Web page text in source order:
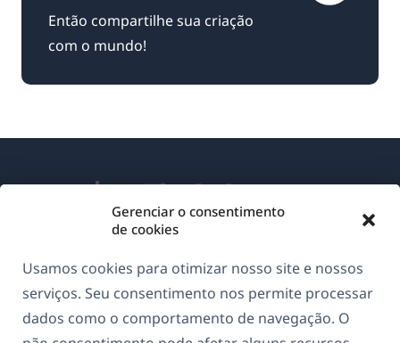
Gerenciar o consentimento
de cookies
Usamos cookies para otimizar nosso site e nossos
serviços. Seu consentimento nos permite processar
dados como o comportamento de navegação. O
Então compartilhe sua criação
com o mundo!
GDPR & Política de Privacidade
Junte-se à nossa equipe(abre